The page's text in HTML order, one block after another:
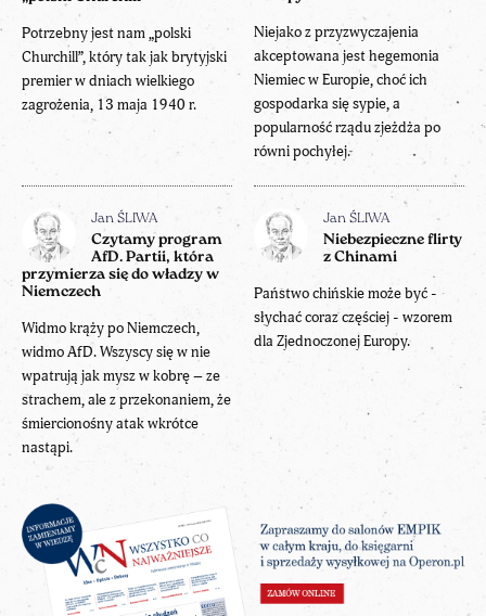
Potrzebny jest nam „polski
Churchill”, który tak jak brytyjski
premier w dniach wielkiego
zagrożenia, 13 maja 1940 r.
Niejako z przyzwyczajenia
akceptowana jest hegemonia
Niemiec w Europie, choć ich
gospodarka się sypie, a
popularność rządu zjeżdża po
równi pochyłej.
Jan ŚLIWA
Czytamy program
AfD. Partii, która
przymierza się do władzy w
Niemczech
Widmo krąży po Niemczech,
widmo AfD. Wszyscy się w nie
wpatrują jak mysz w kobrę – ze
strachem, ale z przekonaniem, że
śmiercionośny atak wkrótce
nastąpi.
Jan ŚLIWA
Niebezpieczne flirty
z Chinami
Państwo chińskie może być -
słychać coraz częściej - wzorem
dla Zjednoczonej Europy.